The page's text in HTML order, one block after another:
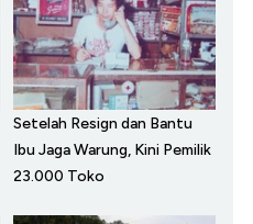
Setelah Resign dan Bantu
Ibu Jaga Warung, Kini Pemilik
23.000 Toko